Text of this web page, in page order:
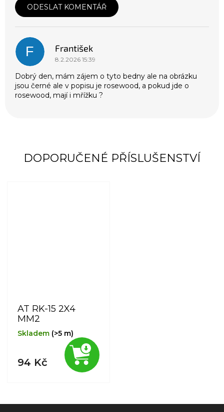
DOPORUČENÉ PŘÍSLUŠENSTVÍ
AT RK-15 2X4
MM2
Skladem (>5 m)
94 Kč
ODESLAT KOMENTÁŘ
ý
p
i
s
i
s
k
F František
8.2.2026 15:39
Dobrý den, mám zájem o tyto bedny ale na obrázku
jsou černé ale v popisu je rosewood, a pokud jde o
rosewood, mají i mřížku ?